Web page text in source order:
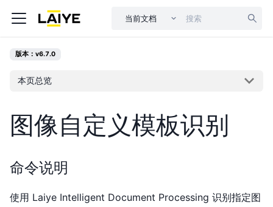
当前文档
版本：v6.7.0
本页总览
图像自定义模板识别
命令说明
使用 Laiye Intelligent Document Processing 识别指定图